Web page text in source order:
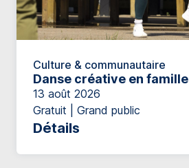
Culture & communautaire
Danse créative en famille
13 août 2026
Gratuit | Grand public
Détails